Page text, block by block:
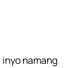
namang